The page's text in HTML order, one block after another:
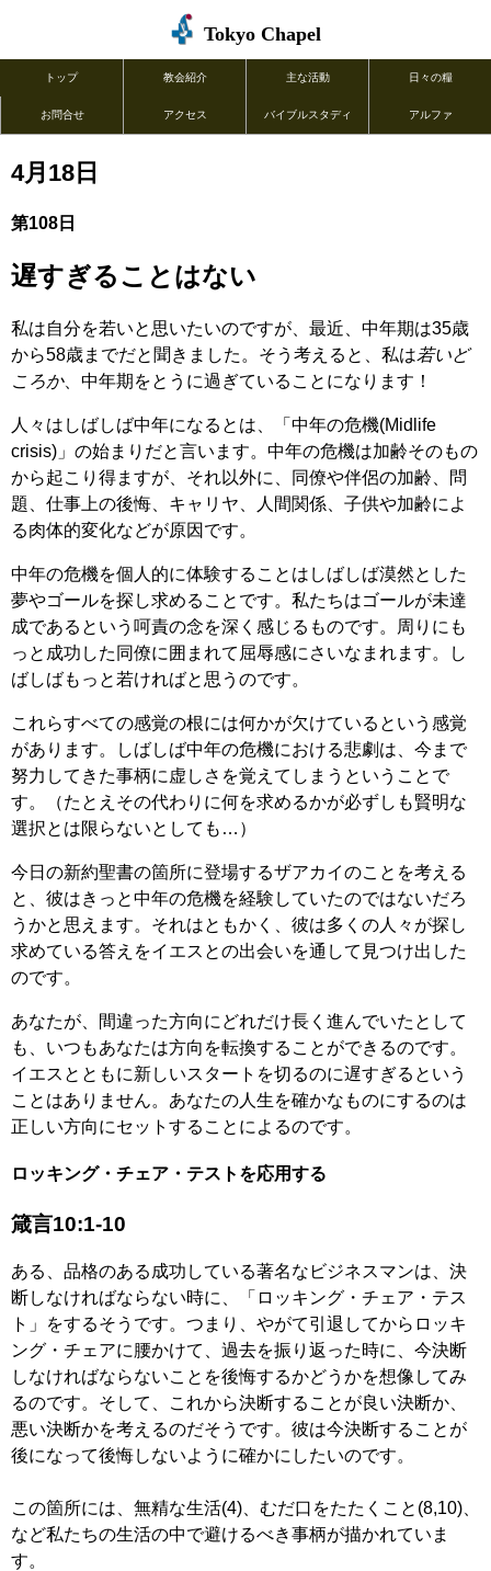
Tokyo Chapel
トップ 教会紹介 主な活動 日々の糧
お問合せ アクセス バイブルスタディ アルファ
4月18日
第108日
遅すぎることはない
私は自分を若いと思いたいのですが、最近、中年期は35歳
から58歳までだと聞きました。そう考えると、私は若いど
ころか、中年期をとうに過ぎていることになります！
人々はしばしば中年になるとは、「中年の危機(Midlife
crisis)」の始まりだと言います。中年の危機は加齢そのもの
から起こり得ますが、それ以外に、同僚や伴侶の加齢、問
題、仕事上の後悔、キャリヤ、人間関係、子供や加齢によ
る肉体的変化などが原因です。
中年の危機を個人的に体験することはしばしば漠然とした
夢やゴールを探し求めることです。私たちはゴールが未達
成であるという呵責の念を深く感じるものです。周りにも
っと成功した同僚に囲まれて屈辱感にさいなまれます。し
ばしばもっと若ければと思うのです。
これらすべての感覚の根には何かが欠けているという感覚
があります。しばしば中年の危機における悲劇は、今まで
努力してきた事柄に虚しさを覚えてしまうということで
す。（たとえその代わりに何を求めるかが必ずしも賢明な
選択とは限らないとしても…）
今日の新約聖書の箇所に登場するザアカイのことを考える
と、彼はきっと中年の危機を経験していたのではないだろ
うかと思えます。それはともかく、彼は多くの人々が探し
求めている答えをイエスとの出会いを通して見つけ出した
のです。
あなたが、間違った方向にどれだけ長く進んでいたとして
も、いつもあなたは方向を転換することができるのです。
イエスとともに新しいスタートを切るのに遅すぎるという
ことはありません。あなたの人生を確かなものにするのは
正しい方向にセットすることによるのです。
ロッキング・チェア・テストを応用する
箴言10:1-10
ある、品格のある成功している著名なビジネスマンは、決
断しなければならない時に、「ロッキング・チェア・テス
ト」をするそうです。つまり、やがて引退してからロッキ
ング・チェアに腰かけて、過去を振り返った時に、今決断
しなければならないことを後悔するかどうかを想像してみ
るのです。そして、これから決断することが良い決断か、
悪い決断かを考えるのだそうです。彼は今決断することが
後になって後悔しないように確かにしたいのです。
この箇所には、無精な生活(4)、むだ口をたたくこと(8,10)、
など私たちの生活の中で避けるべき事柄が描かれていま
す。